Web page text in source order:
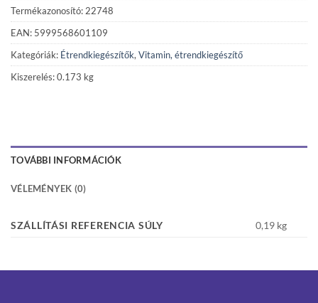
Termékazonosító: 22748
EAN: 5999568601109
Kategóriák: Étrendkiegészítők, Vitamin, étrendkiegészítő
Kiszerelés: 0.173 kg
TOVÁBBI INFORMÁCIÓK
VÉLEMÉNYEK (0)
SZÁLLÍTÁSI REFERENCIA SÚLY 0,19 kg